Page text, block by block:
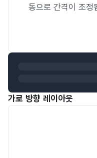
동으로 간격이 조정
가로 방향 레이아웃